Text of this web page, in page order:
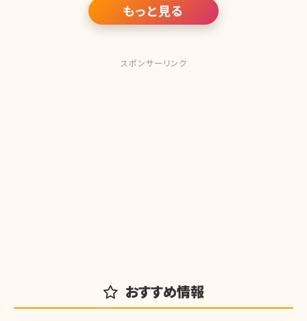
もっと見る
スポンサーリンク
おすすめ情報